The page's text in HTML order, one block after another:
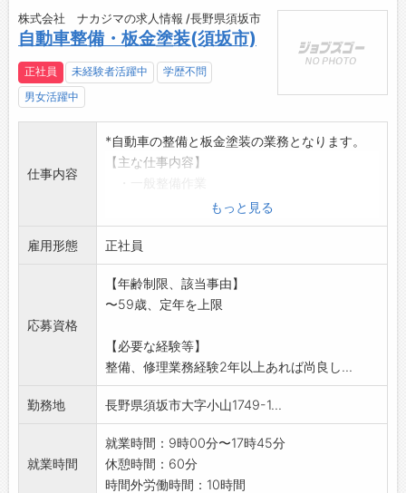
株式会社 ナカジマの求人情報 /長野県須坂市
自動車整備・板金塗装(須坂市)
正社員 未経験者活躍中
学歴不問
男女活躍中
仕事内容
*自動車の整備と板金塗装の業務となります。
【主な仕事内容】
・点検、車検作業
・事故車等の板金、塗装、修理業務
・納車及び引き取り
・その他当社作業に関連する業務全般
【変更の範囲:変更なし】
もっと見る
雇用形態 正社員
応募資格
【年齢制限、該当事由】
〜59歳、定年を上限
【必要な経験等】
整備、修理業務経験2年以上あれば尚良し...
勤務地 長野県須坂市大字小山1749-1...
就業時間
就業時間：9時00分〜17時45分
休憩時間：60分
時間外労働時間：10時間